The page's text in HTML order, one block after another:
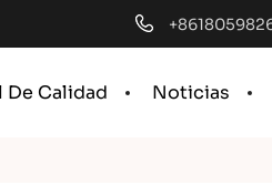
Calidad Noticias